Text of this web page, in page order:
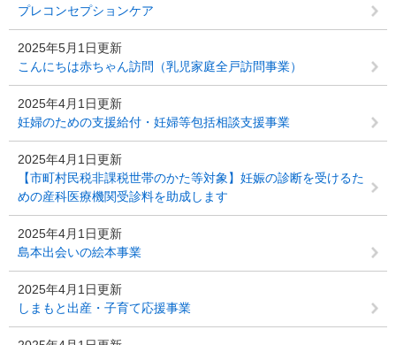
プレコンセプションケア
2025年5月1日更新
こんにちは赤ちゃん訪問（乳児家庭全戸訪問事業）
2025年4月1日更新
妊婦のための支援給付・妊婦等包括相談支援事業
2025年4月1日更新
【市町村民税非課税世帯のかた等対象】妊娠の診断を受けるた
めの産科医療機関受診料を助成します
2025年4月1日更新
島本出会いの絵本事業
2025年4月1日更新
しまもと出産・子育て応援事業